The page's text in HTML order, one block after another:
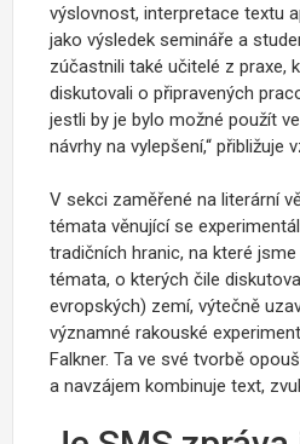
výslovnost, interpretace textu
jako výsledek semináře a
zúčastnili také učitelé z praxe,
diskutovali o připravených
jestli by je bylo možné použít
návrhy na vylepšení,“ přibližuje
V sekci zaměřené na literární
témata věnující se
tradičních hranic, na které
témata, o kterých čile
evropských) zemí, výtečně
významné rakouské
Falkner. Ta ve své tvorbě
a navzájem kombinuje text,